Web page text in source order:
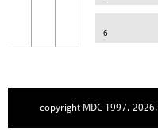
6
copyright MDC 1997.-2026.